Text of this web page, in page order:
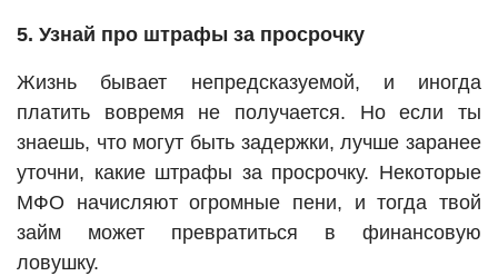
5. Узнай про штрафы за просрочку
Жизнь бывает непредсказуемой, и иногда
платить вовремя не получается. Но если ты
знаешь, что могут быть задержки, лучше заранее
уточни, какие штрафы за просрочку. Некоторые
МФО начисляют огромные пени, и тогда твой
займ может превратиться в финансовую
ловушку.